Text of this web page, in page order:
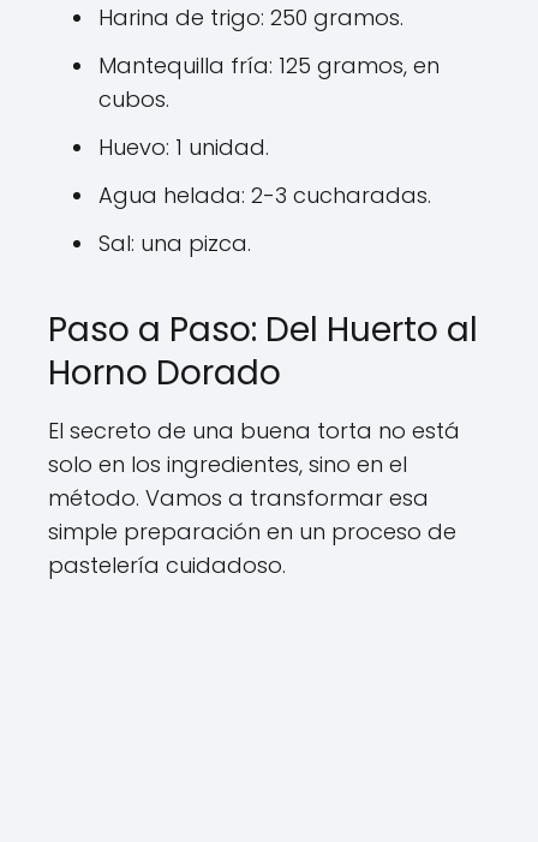
Harina de trigo: 250 gramos.
Mantequilla fría: 125 gramos, en
cubos.
Huevo: 1 unidad.
Agua helada: 2-3 cucharadas.
Sal: una pizca.
Paso a Paso: Del Huerto al
Horno Dorado
El secreto de una buena torta no está
solo en los ingredientes, sino en el
método. Vamos a transformar esa
simple preparación en un proceso de
pastelería cuidadoso.